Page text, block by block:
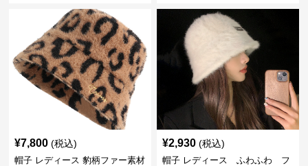
¥7,800 (税込)
帽子 レディース 豹柄ファー素材
¥2,930 (税込)
帽子 レディース ふわふわ フ